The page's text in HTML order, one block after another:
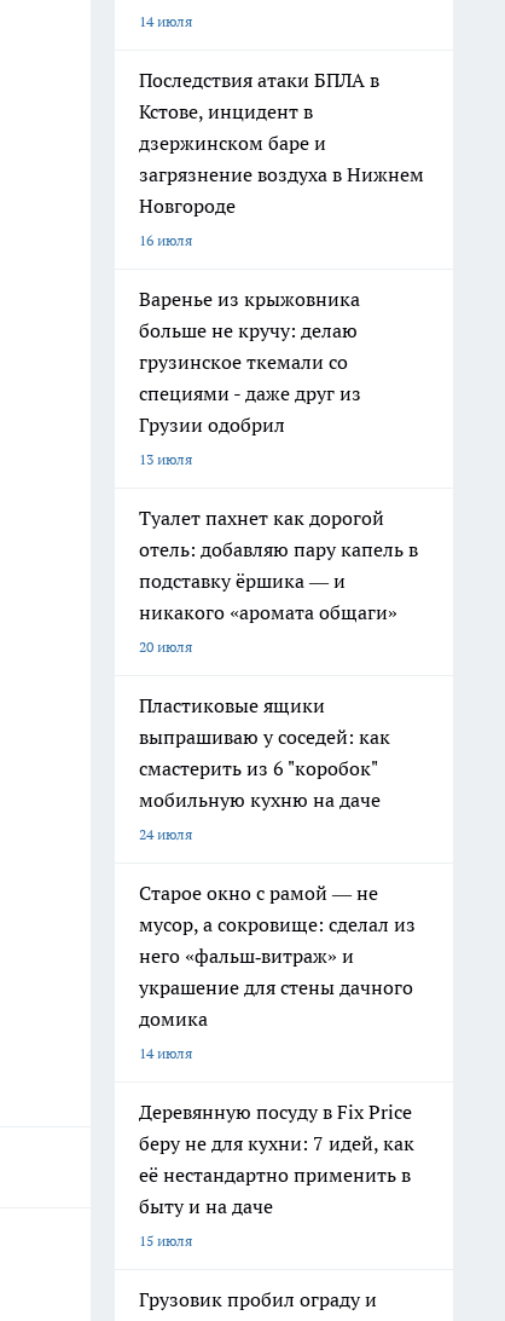
14 июля
Последствия атаки БПЛА в
Кстове, инцидент в
дзержинском баре и
загрязнение воздуха в Нижнем
Новгороде
16 июля
Варенье из крыжовника
больше не кручу: делаю
грузинское ткемали со
специями - даже друг из
Грузии одобрил
13 июля
Туалет пахнет как дорогой
отель: добавляю пару капель в
подставку ёршика — и
никакого «аромата общаги»
20 июля
Пластиковые ящики
выпрашиваю у соседей: как
смастерить из 6 "коробок"
мобильную кухню на даче
24 июля
Старое окно с рамой — не
мусор, а сокровище: сделал из
него «фальш‑витраж» и
украшение для стены дачного
домика
14 июля
Деревянную посуду в Fix Price
беру не для кухни: 7 идей, как
её нестандартно применить в
быту и на даче
15 июля
Грузовик пробил ограду и